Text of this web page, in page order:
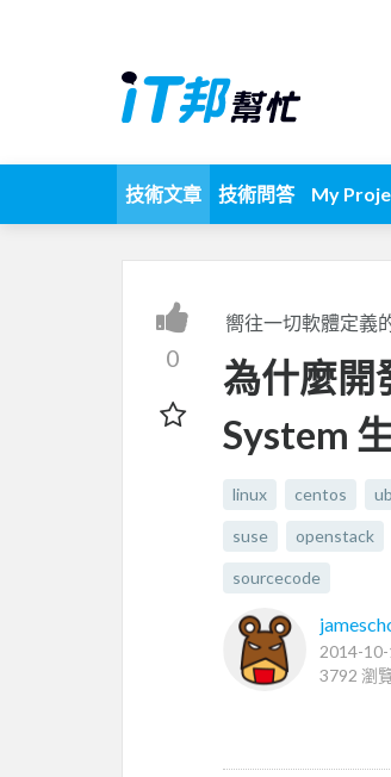
技術文章 技術問答 My
0
嚮往一切軟體定義
為什麼開
System
linux centos
suse openstack
sourcecode
2014-
3792 瀏